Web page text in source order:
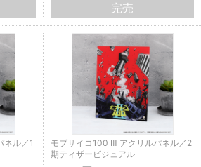
完売
ネル／1
モブサイコ100 Ⅲ アクリルパネル／2
期ティザービジュアル